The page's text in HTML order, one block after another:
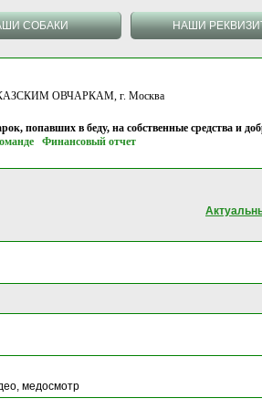
СОБАКИ НАШИ
ОВЧАРКАМ, г. Москва
попавших в беду, на собственные средства и
Финансовый отчет
медосмотр